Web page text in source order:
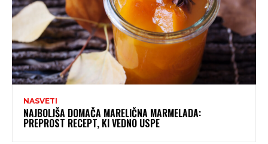
NASVETI
NAJBOLJŠA DOMAČA MARELIČNA MARMELADA:
PREPROST RECEPT, KI VEDNO USPE